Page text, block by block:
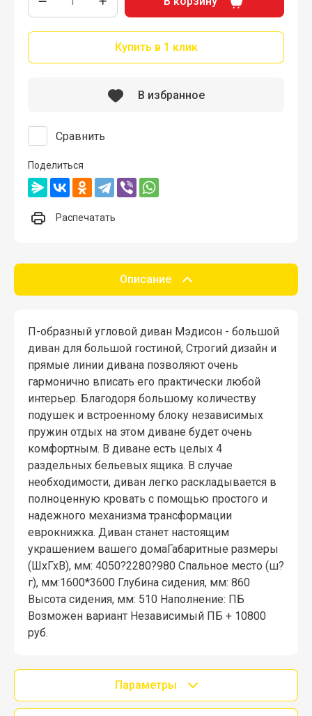
Купить в 1 клик
Сравнить
В избранное
Поделиться
Распечатать
Описание
П-образный угловой диван Мэдисон - большой
диван для большой гостиной, Строгий дизайн и
прямые линии дивана позволяют очень
гармонично вписать его практически любой
интерьер. Благодоря большому количеству
подушек и встроенному блоку независимых
пружин отдых на этом диване будет очень
комфортным. В диване есть целых 4
раздельных бельевых ящика. В случае
необходимости, диван легко раскладывается в
полноценную кровать с помощью простого и
надежного механизма трансформации
еврокнижка. Диван станет настоящим
украшением вашего домаГабаритные размеры
(ШхГхВ), мм: 4050?2280?980 Спальное место (ш?
г), мм:1600*3600 Глубина сидения, мм: 860
Высота сидения, мм: 510 Наполнение: ПБ
Возможен вариант Независимый ПБ + 10800
руб.
Параметры